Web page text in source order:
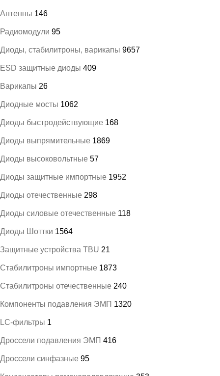
Антенны 146
Радиомодули 95
Диоды, стабилитроны, варикапы 9657
ESD защитные диоды 409
Варикапы 26
Диодные мосты 1062
Диоды быстродействующие 168
Диоды выпрямительные 1869
Диоды высоковольтные 57
Диоды защитные импортные 1952
Диоды отечественные 298
Диоды силовые отечественные 118
Диоды Шоттки 1564
Защитные устройства TBU 21
Стабилитроны импортные 1873
Стабилитроны отечественные 240
Компоненты подавления ЭМП 1320
LC-фильтры 1
Дроссели подавления ЭМП 416
Дроссели синфазные 95